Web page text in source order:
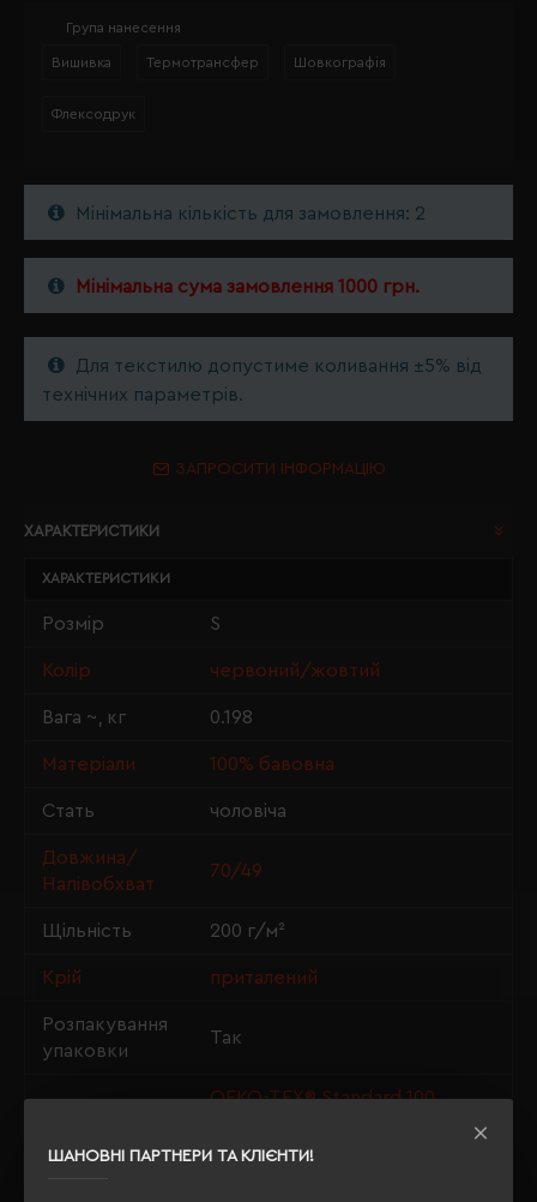
ШАНОВНІ ПАРТНЕРИ ТА КЛІЄНТИ!
Група нанесення
Вишивка Термотрансфер Шовкографія
Флексодрук
Мінімальна кількість для замовлення: 2
Мінімальна сума замовлення 1000 грн.
Для текстилю допустиме коливання ±5% від
технічних параметрів.
ЗАПРОСИТИ ІНФОРМАЦІЮ
ХАРАКТЕРИСТИКИ
ХАРАКТЕРИСТИКИ
Розмір S
Колір червоний/жовтий
Вага ~, кг 0.198
Матеріали 100% бавовна
Стать чоловіча
Довжина/
Напівобхват
70/49
Щільність 200 г/м²
Крій приталений
Розпакування
упаковки
Так
OEKO-TEX® Standard 100,